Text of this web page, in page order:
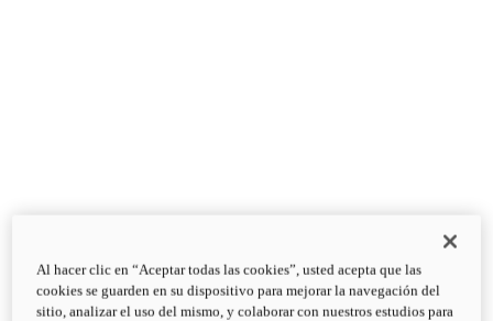
Al hacer clic en “Aceptar todas las cookies”, usted acepta que las
cookies se guarden en su dispositivo para mejorar la navegación del
sitio, analizar el uso del mismo, y colaborar con nuestros estudios para